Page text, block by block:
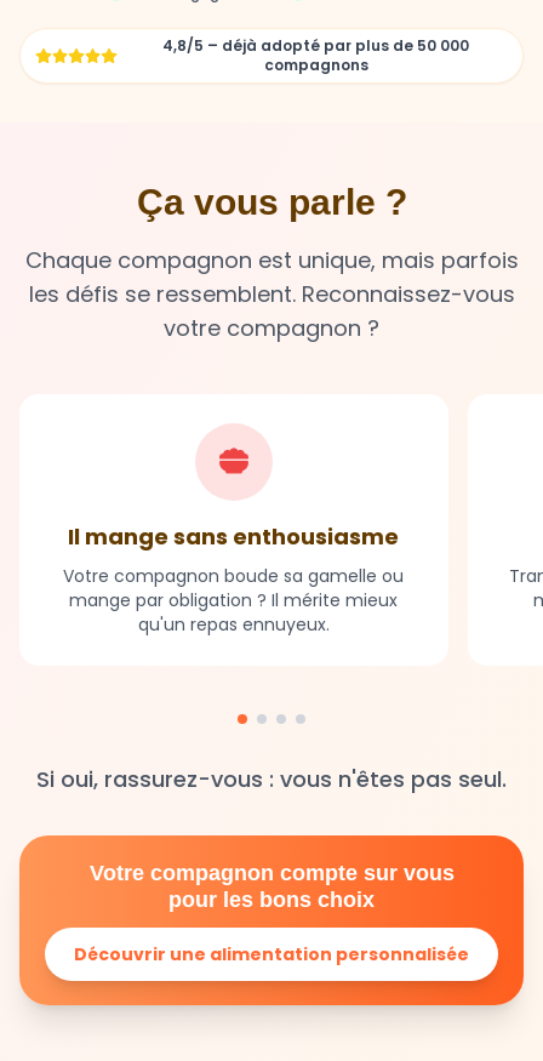
4,8/5 – déjà adopté par plus de 50 000
compagnons
Ça vous parle ?
Chaque compagnon est unique, mais parfois
les défis se ressemblent. Reconnaissez-vous
votre compagnon ?
Il mange sans enthousiasme
Votre compagnon boude sa gamelle ou
mange par obligation ? Il mérite mieux
qu'un repas ennuyeux.
Si oui, rassurez-vous : vous n'êtes pas seul.
Votre compagnon compte sur vous
pour les bons choix
Découvrir une alimentation personnalisée